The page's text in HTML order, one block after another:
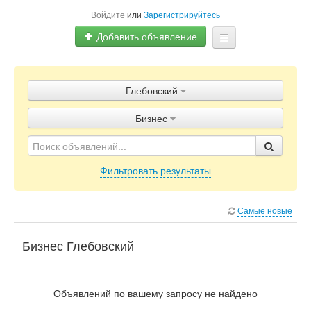
Войдите или Зарегистрируйтесь
Добавить объявление
Объявления
Блог
Глебовский
Бизнес
Фильтровать результаты
Самые новые
Бизнес Глебовский
Объявлений по вашему запросу не найдено